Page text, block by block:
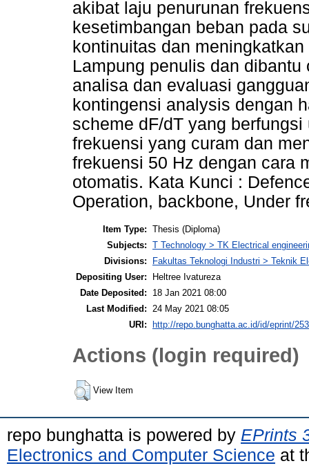
akibat laju penurunan
kesetimbangan beban pada
kontinuitas dan
Lampung penulis dan
analisa dan evaluasi
kontingensi analysis dengan
scheme dF/dT yang
frekuensi yang curam dan
frekuensi 50 Hz dengan cara
otomatis. Kata Kunci :
Operation, backbone, Under
Item Type: Thesis (Diploma)
Subjects: T Technology > TK Electrical
Divisions:
Fakultas Teknologi Industri > Teknik
Depositing User:
Heltree Ivatureza
Date Deposited:
18 Jan 2021 08:00
Last Modified:
24 May 2021 08:05
URI:
http://repo.bunghatta.ac.id/id/eprint/
Actions (login required)
View Item
repo bunghatta is powered by EPrints
Electronics and Computer Science at